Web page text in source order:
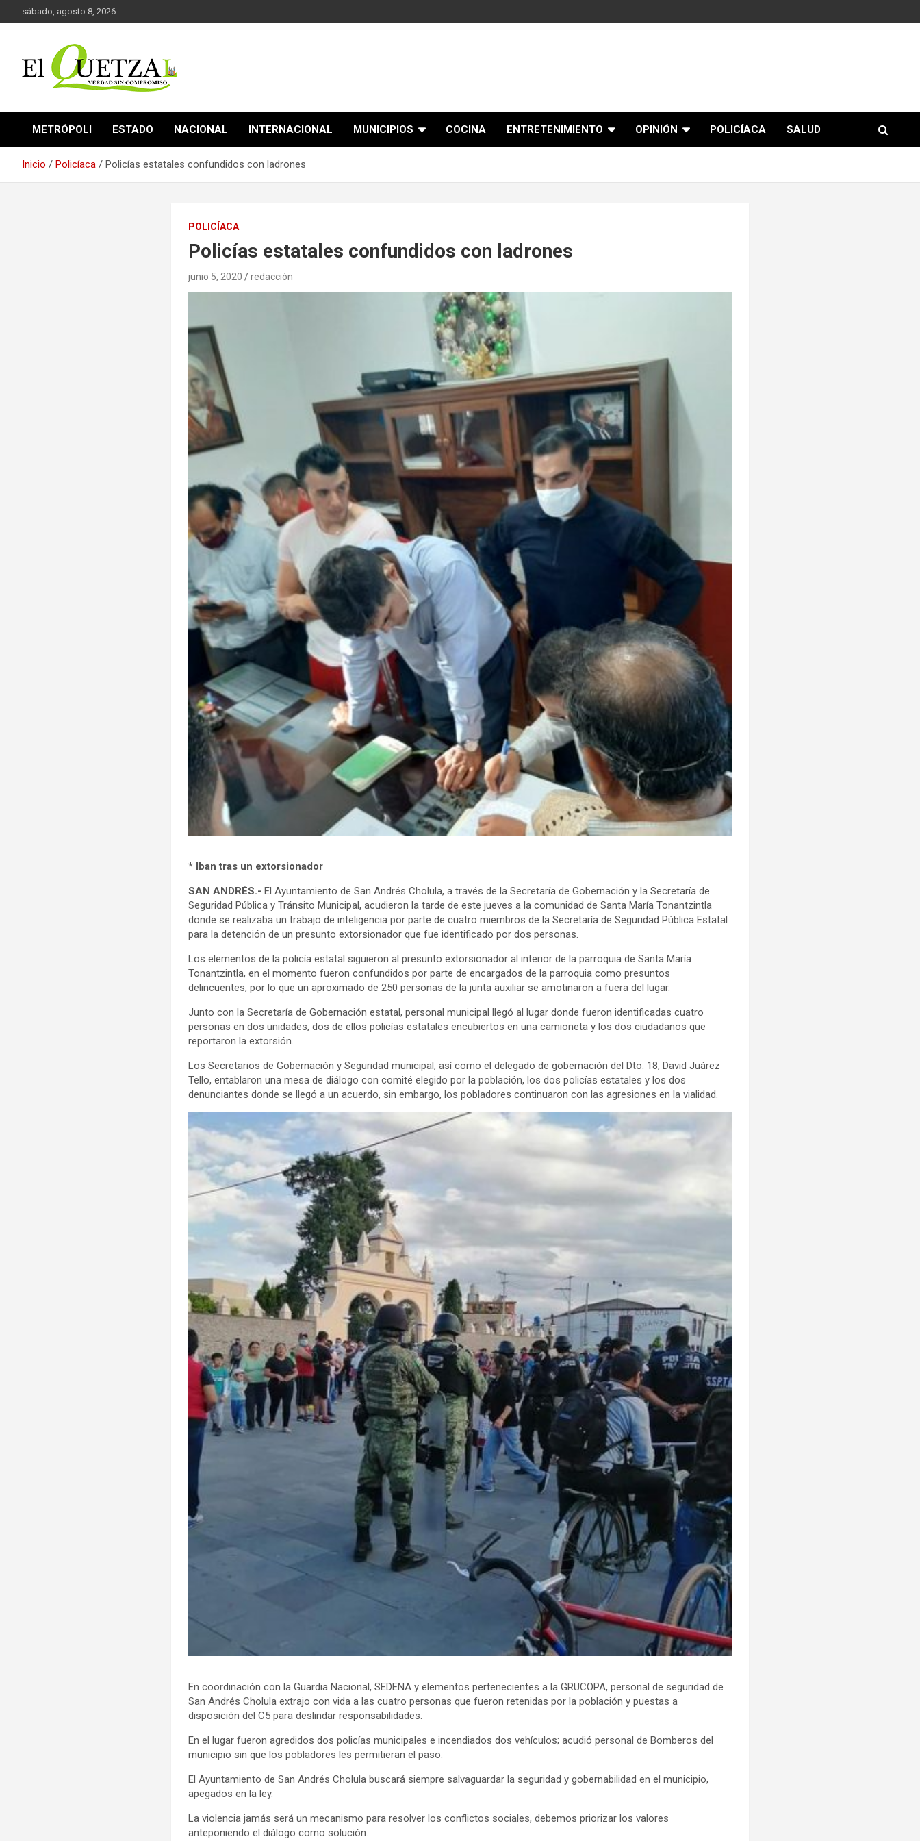
al
sábado, agosto 8, 2026
El Quetzal de Cholula
METRÓPOLI ESTADO NACIONAL INTERNACIONAL MUNICIPIOS COCINA ENTRETENIMIENTO OPINIÓN POLICÍACA SALUD
Inicio Policíaca Policías estatales confundidos con ladrones
POLICÍACA
Policías estatales confundidos con ladrones
junio 5, 2020 redacción
* Iban tras un extorsionador
SAN ANDRÉS.- El Ayuntamiento de San Andrés Cholula, a través de la Secretaría de Gobernación y la Secretaría de
Seguridad Pública y Tránsito Municipal, acudieron la tarde de este jueves a la comunidad de Santa María Tonantzintla
donde se realizaba un trabajo de inteligencia por parte de cuatro miembros de la Secretaría de Seguridad Pública Estatal
para la detención de un presunto extorsionador que fue identificado por dos personas.
Los elementos de la policía estatal siguieron al presunto extorsionador al interior de la parroquia de Santa María
Tonantzintla, en el momento fueron confundidos por parte de encargados de la parroquia como presuntos
delincuentes, por lo que un aproximado de 250 personas de la junta auxiliar se amotinaron a fuera del lugar.
Junto con la Secretaría de Gobernación estatal, personal municipal llegó al lugar donde fueron identificadas cuatro
personas en dos unidades, dos de ellos policías estatales encubiertos en una camioneta y los dos ciudadanos que
reportaron la extorsión.
Los Secretarios de Gobernación y Seguridad municipal, así como el delegado de gobernación del Dto. 18, David Juárez
Tello, entablaron una mesa de diálogo con comité elegido por la población, los dos policías estatales y los dos
denunciantes donde se llegó a un acuerdo, sin embargo, los pobladores continuaron con las agresiones en la vialidad.
En coordinación con la Guardia Nacional, SEDENA y elementos pertenecientes a la GRUCOPA, personal de seguridad de
San Andrés Cholula extrajo con vida a las cuatro personas que fueron retenidas por la población y puestas a
disposición del C5 para deslindar responsabilidades.
En el lugar fueron agredidos dos policías municipales e incendiados dos vehículos; acudió personal de Bomberos del
municipio sin que los pobladores les permitieran el paso.
El Ayuntamiento de San Andrés Cholula buscará siempre salvaguardar la seguridad y gobernabilidad en el municipio,
apegados en la ley.
La violencia jamás será un mecanismo para resolver los conflictos sociales, debemos priorizar los valores
anteponiendo el diálogo como solución.